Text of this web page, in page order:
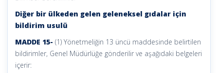
Diğer bir ülkeden gelen geleneksel gıdalar için
bildirim usulü
MADDE 15- (1) Yönetmeliğin 13 üncü maddesinde belirtilen
bildirimler, Genel Müdürlüğe gönderilir ve aşağıdaki belgeleri
içerir: